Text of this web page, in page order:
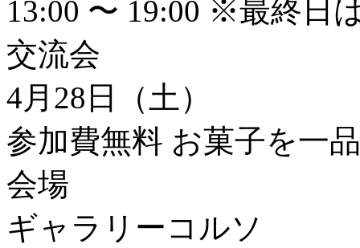
13:00 〜 19:00 ※最終日
交流会
4月28日（土）
参加費無料 お菓子を一
会場
ギャラリーコルソ